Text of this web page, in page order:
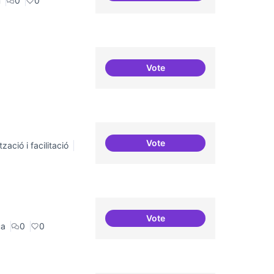
VoteConnectar repositori de
i facilitació
VoteIncubadora d'ILPs
0 0
VoteErasmus Canòdrom